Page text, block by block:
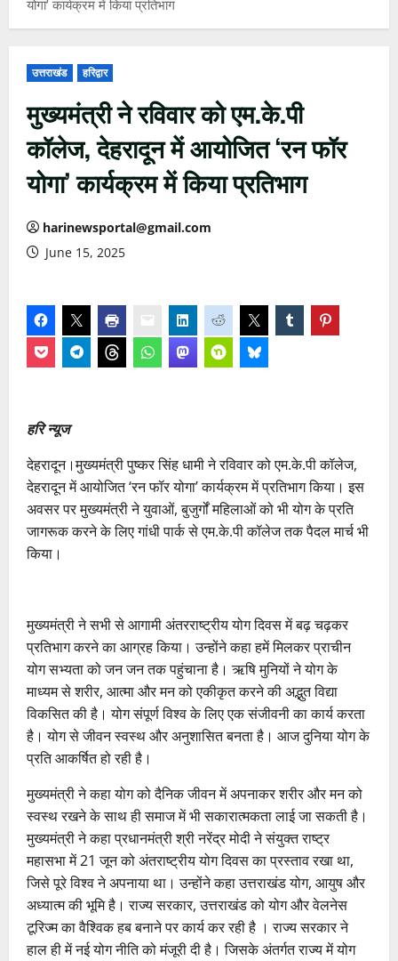
योगा’ कार्यक्रम में किया प्रतिभाग
उत्तराखंड हरिद्वार
मुख्यमंत्री ने रविवार को एम.के.पी
कॉलेज, देहरादून में आयोजित ‘रन फॉर
योगा’ कार्यक्रम में किया प्रतिभाग
harinewsportal@gmail.com
June 15, 2025
हरि न्यूज
देहरादून।मुख्यमंत्री पुष्कर सिंह धामी ने रविवार को एम.के.पी कॉलेज,
देहरादून में आयोजित ‘रन फॉर योगा’ कार्यक्रम में प्रतिभाग किया। इस
अवसर पर मुख्यमंत्री ने युवाओं, बुजुर्गों महिलाओं को भी योग के प्रति
जागरूक करने के लिए गांधी पार्क से एम.के.पी कॉलेज तक पैदल मार्च भी
किया।
मुख्यमंत्री ने सभी से आगामी अंतरराष्ट्रीय योग दिवस में बढ़ चढ़कर
प्रतिभाग करने का आग्रह किया। उन्होंने कहा हमें मिलकर प्राचीन
योग सभ्यता को जन जन तक पहुंचाना है। ऋषि मुनियों ने योग के
माध्यम से शरीर, आत्मा और मन को एकीकृत करने की अद्भुत विद्या
विकसित की है। योग संपूर्ण विश्व के लिए एक संजीवनी का कार्य करता
है। योग से जीवन स्वस्थ और अनुशासित बनता है। आज दुनिया योग के
प्रति आकर्षित हो रही है।
मुख्यमंत्री ने कहा योग को दैनिक जीवन में अपनाकर शरीर और मन को
स्वस्थ रखने के साथ ही समाज में भी सकारात्मकता लाई जा सकती है।
मुख्यमंत्री ने कहा प्रधानमंत्री श्री नरेंद्र मोदी ने संयुक्त राष्ट्र
महासभा में 21 जून को अंतराष्ट्रीय योग दिवस का प्रस्ताव रखा था,
जिसे पूरे विश्व ने अपनाया था। उन्होंने कहा उत्तराखंड योग, आयुष और
अध्यात्म की भूमि है। राज्य सरकार, उत्तराखंड को योग और वेलनेस
टूरिज्म का वैश्विक हब बनाने पर कार्य कर रही है । राज्य सरकार ने
हाल ही में नई योग नीति को मंजूरी दी है। जिसके अंतर्गत राज्य में योग